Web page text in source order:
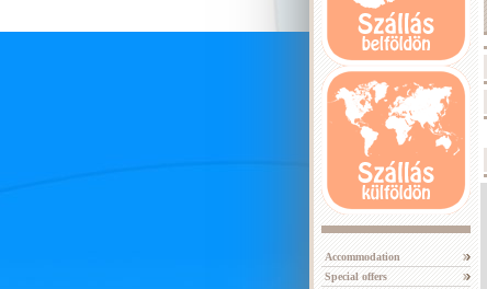
Accommodation
Special offers